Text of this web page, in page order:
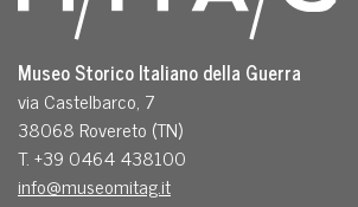
Museo Storico Italiano della Guerra
via Castelbarco, 7
38068 Rovereto (TN)
T. +39 0464 438100
info@museomitag.it